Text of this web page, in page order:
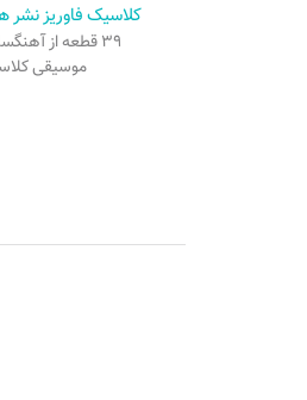
کلاسیک فاوریز نشر
۳۹ قطعه از
موسیقی